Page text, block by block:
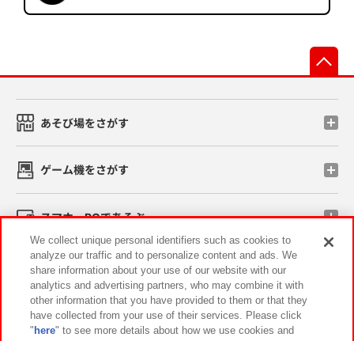
あそび場をさがす
ゲーム機をさがす
スマホ・PCであそぶ
イベント・キャンペーン
We collect unique personal identifiers such as cookies to
analyze our traffic and to personalize content and ads. We
share information about your use of our website with our
analytics and advertising partners, who may combine it with
other information that you have provided to them or that they
have collected from your use of their services. Please click
" here" to see more details about how we use cookies and